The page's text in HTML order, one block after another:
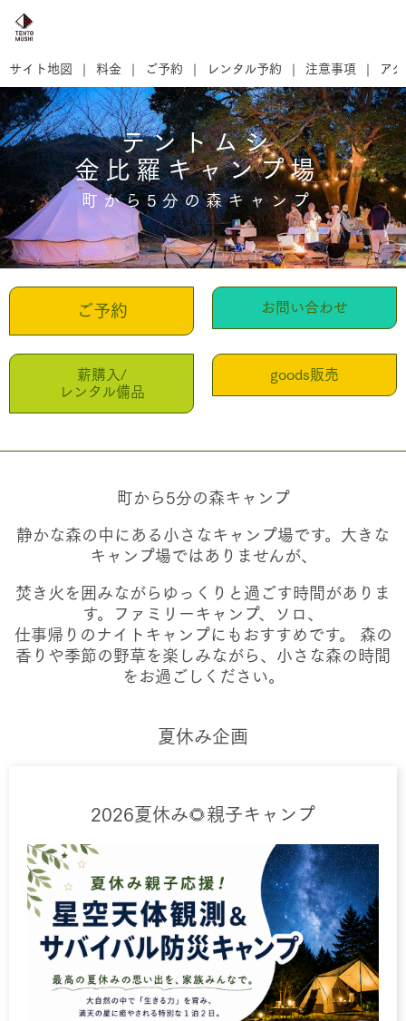
サイト地図 料金 ご予約 レンタル予約 注意事項 ア
テントムシ
金比羅キャンプ場
町から5分の森キャンプ
ご予約 お問い合わせ
薪購入/
レンタル備品
goods販売
町から5分の森キャンプ
静かな森の中にある小さなキャンプ場です。大きな
キャンプ場ではありませんが、
焚き火を囲みながらゆっくりと過ごす時間がありま
す。ファミリーキャンプ、ソロ、
仕事帰りのナイトキャンプにもおすすめです。 森の
香りや季節の野草を楽しみながら、小さな森の時間
をお過ごしください。
夏休み企画
2026夏休み🌻親子キャンプ